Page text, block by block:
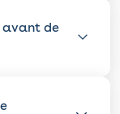
avant de